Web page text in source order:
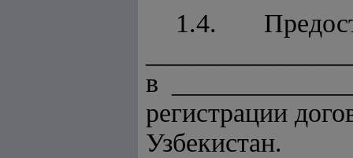
1.4.
в
регистрации
Узбекистан.